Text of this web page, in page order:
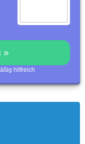
»
hilfreich